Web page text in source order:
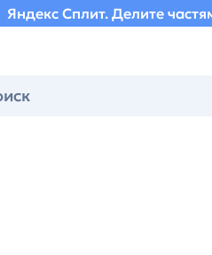
Яндекс Сплит. Делите